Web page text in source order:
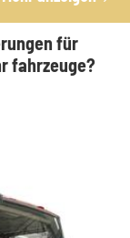
für
fahrzeuge?